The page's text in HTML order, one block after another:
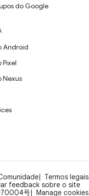
do Google
Android
Nexus
Termos legais
feedback sobre o site
号
Manage cookies